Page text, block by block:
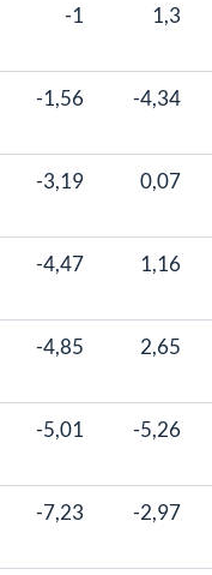
-1 1,3
-1,56 -4,34
-3,19 0,07
-4,47 1,16
-4,85 2,65
-5,01 -5,26
-7,23 -2,97